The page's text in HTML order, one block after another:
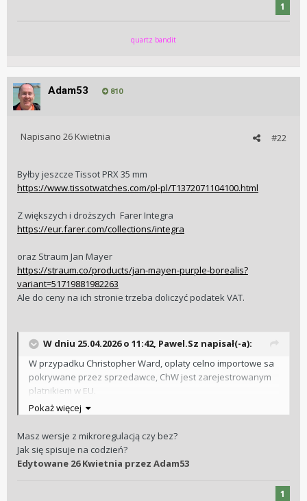
1
quartz bandit
Adam53 810
#22
Napisano 26 Kwietnia
Byłby jeszcze Tissot PRX 35 mm
https://www.tissotwatches.com/pl-pl/T1372071104100.html
Z większych i droższych Farer Integra
https://eur.farer.com/collections/integra
oraz Straum Jan Mayer
https://straum.co/products/jan-mayen-purple-borealis?
variant=51719881982263
Ale do ceny na ich stronie trzeba doliczyć podatek VAT.
W dniu 25.04.2026 o 11:42, Pawel.Sz napisał(-a):
W przypadku Christopher Ward, oplaty celno importowe sa
pokrywane przez sprzedawce, ChW jest zarejestrowanym
platnikiem w EU.
Tutaj zdjecie The Twelve w rozmiarze 36 mm u mnie na
nadgarstku ok 16 cm obwodu.
Pokaż więcej
Masz wersje z mikroregulacją czy bez?
Jak się spisuje na codzień?
Edytowane 26 Kwietnia przez Adam53
1